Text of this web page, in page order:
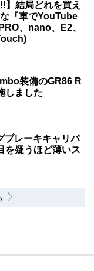
】結局どれを買え
『車でYouTube
、nano、E2、
装備のGR86 R
しました
ブレーキキャリパ
を疑うほど薄いス